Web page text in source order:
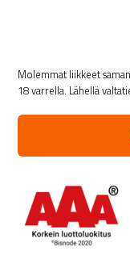
Molemmat liikkeet
18 varrella. Lähellä